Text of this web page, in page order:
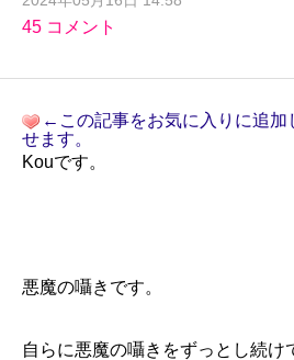
45 コメント
←この記事をお気に入りに追加
せます。
Kouです。
悪魔の囁きです。
自らに悪魔の囁きをずっとし続け